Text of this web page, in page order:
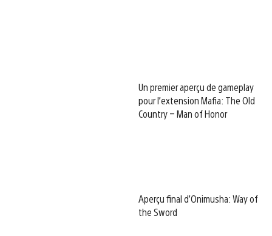
Un premier aperçu de gameplay
pour l’extension Mafia: The Old
Country – Man of Honor
Aperçu final d’Onimusha: Way of
the Sword